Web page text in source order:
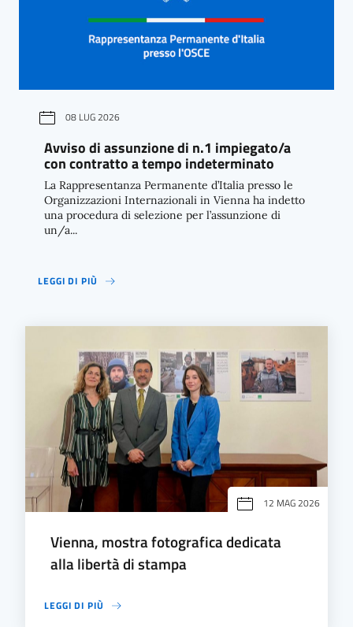
08 LUG 2026
Avviso di assunzione di n.1 impiegato/a
con contratto a tempo indeterminato
La Rappresentanza Permanente d’Italia presso le
Organizzazioni Internazionali in Vienna ha indetto
una procedura di selezione per l’assunzione di
un/a...
LEGGI DI PIÙ
12 MAG 2026
Vienna, mostra fotografica dedicata
alla libertà di stampa
LEGGI DI PIÙ